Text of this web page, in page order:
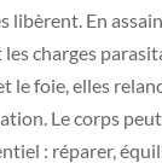
libèrent. En
charges
le foie, elles
Le corps
: réparer,